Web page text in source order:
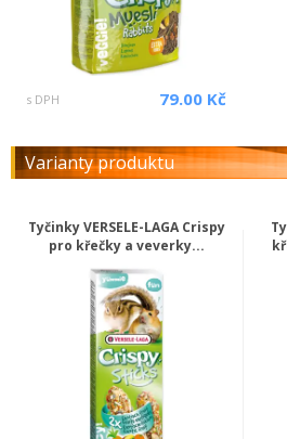
s DPH 79.00 Kč
Varianty produktu
Tyčinky VERSELE-LAGA Crispy
pro křečky a veverky...